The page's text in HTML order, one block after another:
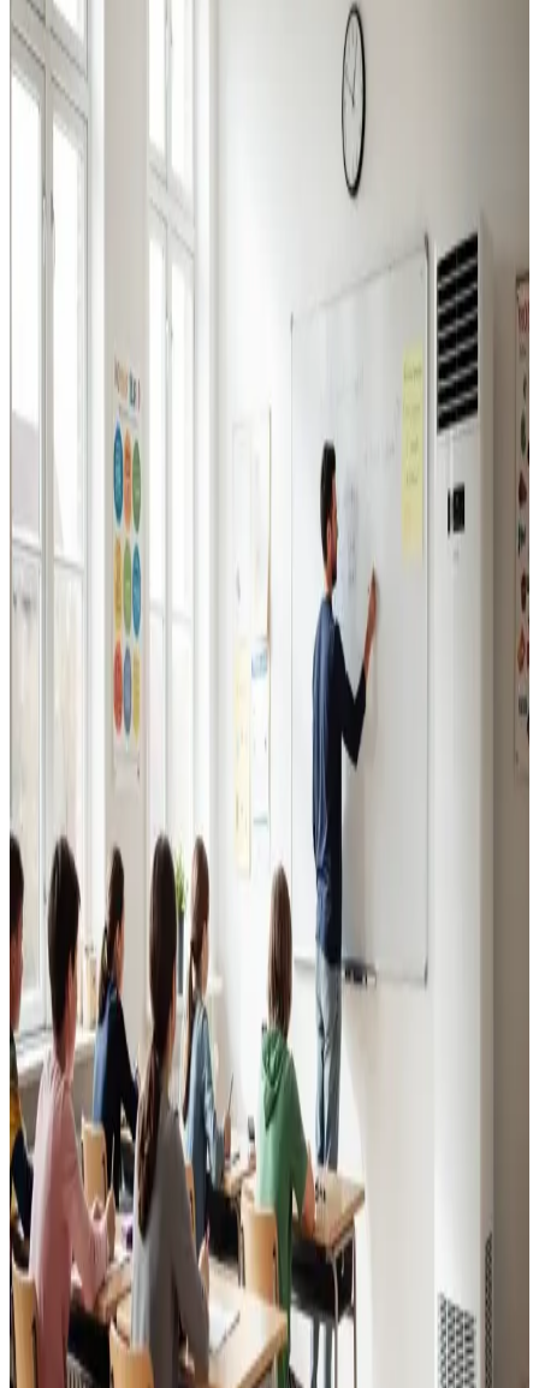
Industriventilation
Ventilation til fabrikker, haller og lagerbygninger i
Hornbæk. Professionel dimensionering.
Erhvervsventilation
Kontorer, klinikker, butikker og restauranter i Hornbæk.
Godt indeklima for alle.
Læs mere